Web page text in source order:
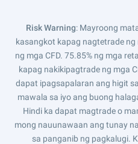
Risk Warning: Mayroong
kasangkot kapag nagtetrade
ng mga CFD. 75.85% ng mga
kapag nakikipagtrade ng mga
dapat ipagsapalaran ang higit
mawala sa iyo ang buong
Hindi ka dapat magtrade o
mong nauunawaan ang tunay
sa panganib ng pagkalugi.